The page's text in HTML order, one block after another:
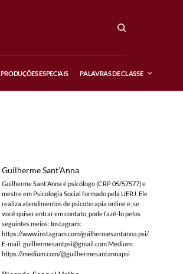
PRODUÇÕES ESPECIAIS PALAVRAS DE CLASSE
Guilherme Sant’Anna
Guilherme Sant'Anna é psicólogo (CRP 05/57577) e
mestre em Psicologia Social formado pela UERJ. Ele
realiza atendimentos de psicoterapia online e, se
você quiser entrar em contato, pode fazê-lo pelos
seguintes meios: Instagram:
https://www.instagram.com/guilhermesantanna.psi/
E-mail: guilhermesantpsi@gmail.comMedium:
https://medium.com/@guilhermesantannapsi